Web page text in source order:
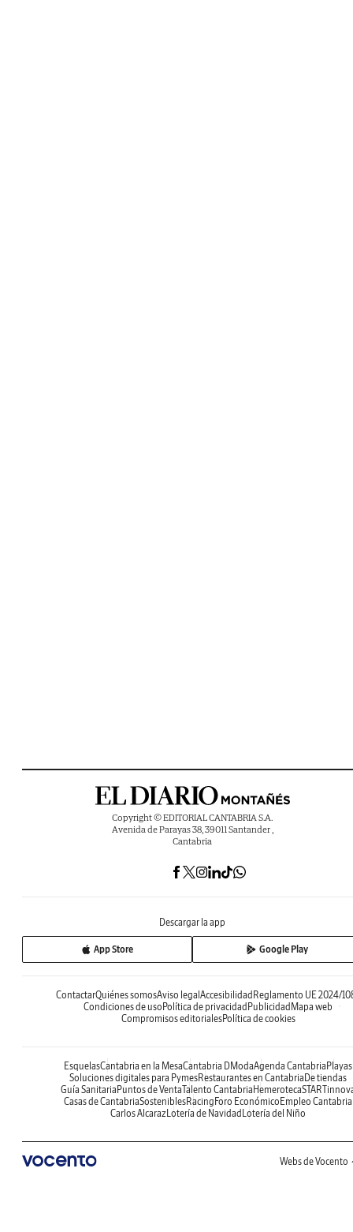
Copyright © EDITORIAL CANTABRIA S.A.
Avenida de Parayas 38, 39011 Santander ,
Cantabria
Descargar la app
App Store Google Play
ContactarQuiénes somosAviso legalAccesibilidadReglamento UE 2024/
Condiciones de usoPolítica de privacidadPublicidadMapa web
Compromisos editorialesPolítica de cookies
EsquelasCantabria en la MesaCantabria DModaAgenda CantabriaPlayas
Soluciones digitales para PymesRestaurantes en CantabriaDe tiendas
Guía SanitariaPuntos de VentaTalento CantabriaHemeroteca
Casas de CantabriaSosteniblesRacingForo EconómicoEmpleo Cantabria
Carlos AlcarazLotería de NavidadLotería del Niño
Webs de Vocento